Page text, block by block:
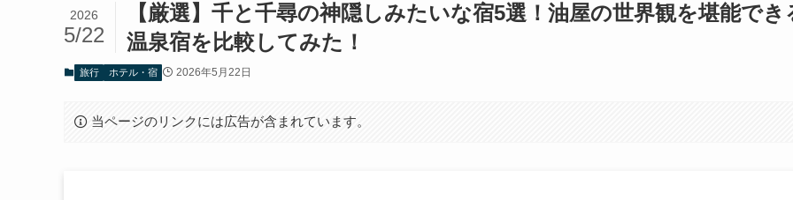
【厳選】千と千尋の神隠しみたいな宿5選！油屋の世界観を堪能でき
温泉宿を比較してみた！
2026
5/22
旅行 ホテル・宿 2026年5月22日
当ページのリンクには広告が含まれています。